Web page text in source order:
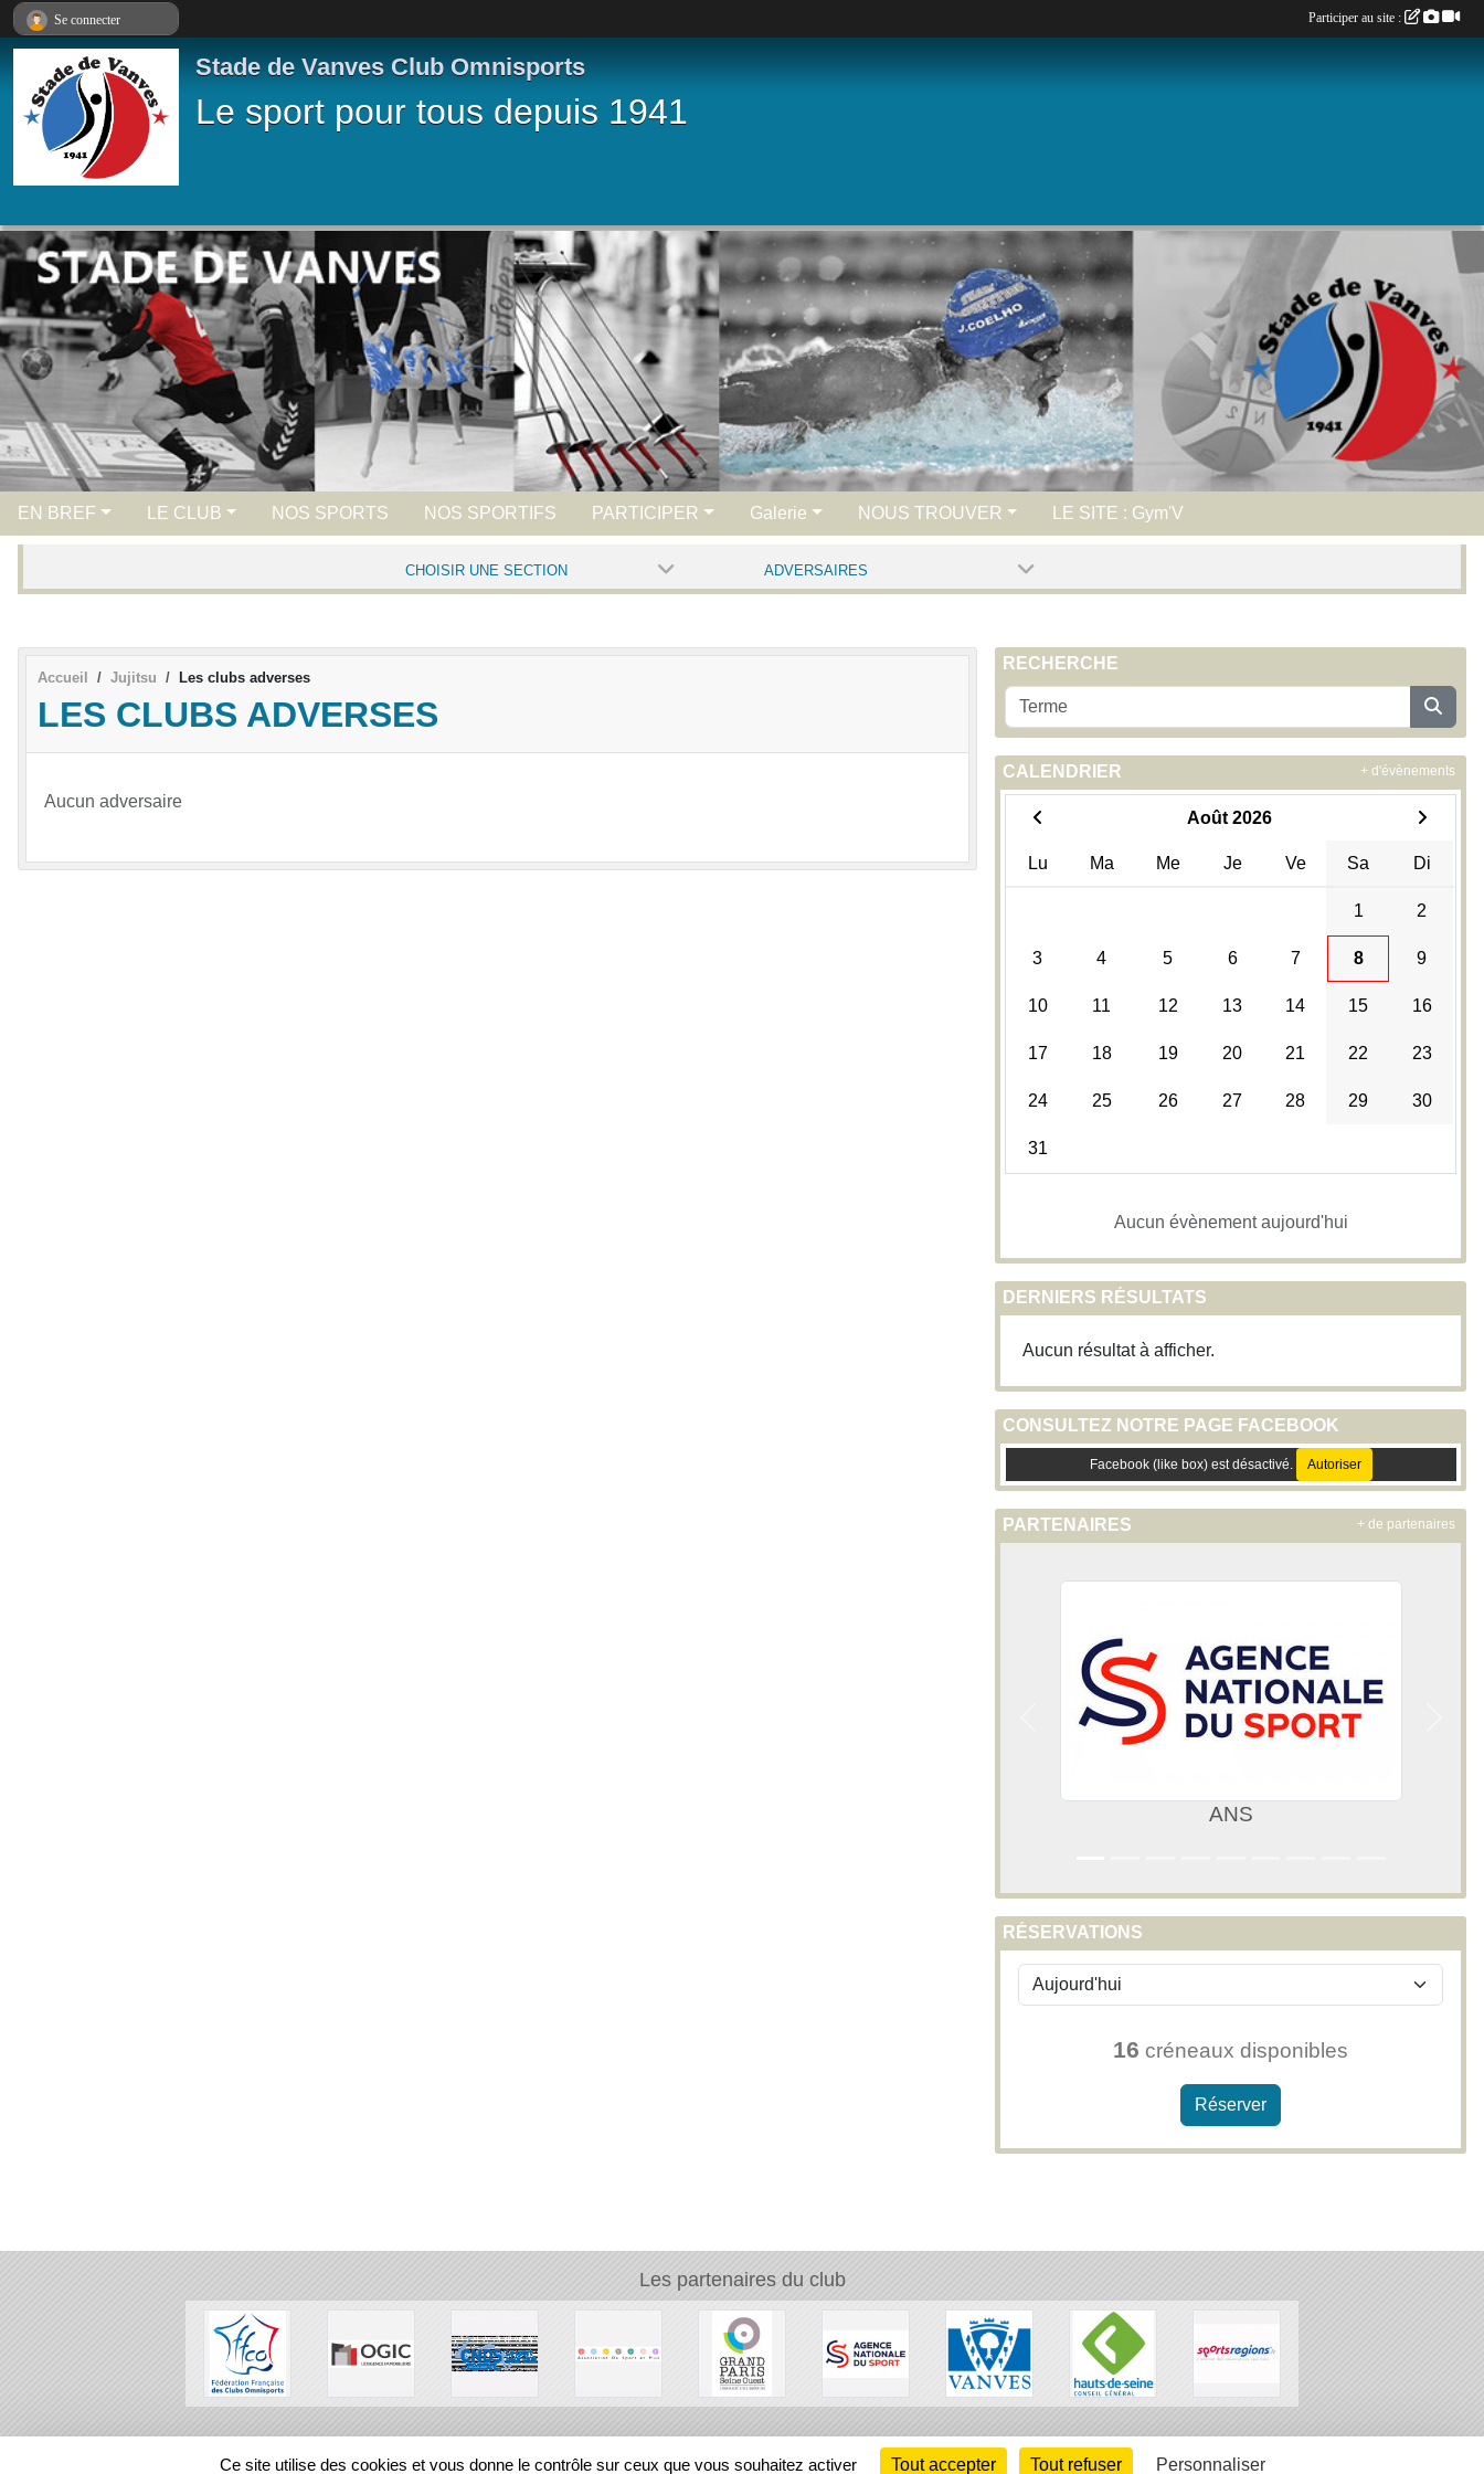
Stade de Vanves Club Omnisports
Le sport pour tous depuis 1941
EN BREF LE CLUB NOS SPORTS NOS SPORTIFS PARTICIPER Galerie NOUS TROUVER LE SITE : Gym'V
CHOISIR UNE SECTION ADVERSAIRES
Accueil Jujitsu Les clubs adverses
LES CLUBS ADVERSES
Aucun adversaire
RECHERCHE
CALENDRIER
Août 2026
Lu Ma Me Je Ve Sa Di
1 2
3 4 5 6 7 8 9
10 11 12 13 14 15 16
17 18 19 20 21 22 23
24 25 26 27 28 29 30
31
Aucun évènement aujourd'hui
+ d'évènements
DERNIERS RÉSULTATS
Aucun résultat à afficher.
CONSULTEZ NOTRE PAGE FACEBOOK
Facebook (like box) est désactivé. Autoriser
PARTENAIRES
ANS
Précedent
+ de partenaires
RÉSERVATIONS
16 créneaux disponibles
Réserver
Les partenaires du club
REGIONS Charte cookies
Gestion des cookies
Se connecter Participer au site :
Panneau de gestion des cookies
Ce site utilise des cookies et vous donne le contrôle sur ceux que vous souhaitez activer Tout accepter Tout refuser Personnaliser